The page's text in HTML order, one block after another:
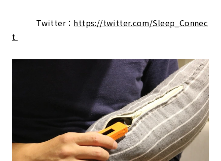
Twitter： https://twitter.com/Sleep_Connec
t